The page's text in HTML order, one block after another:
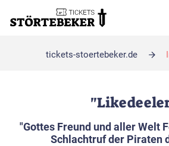
tickets-stoertebeker.de
″Gottes Freund und aller Welt
Schlachtruf der Piraten